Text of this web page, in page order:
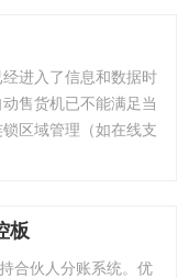
进入了信息和数据时
售货机已不能满足当
区域管理（如在线支
板
合伙人分账系统。优